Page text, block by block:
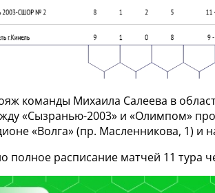
команды Михаила Салеева в
«Сызранью-2003» и «Олимпом»
«Волга» (пр. Масленникова, 1) и
полное расписание матчей 11 тура